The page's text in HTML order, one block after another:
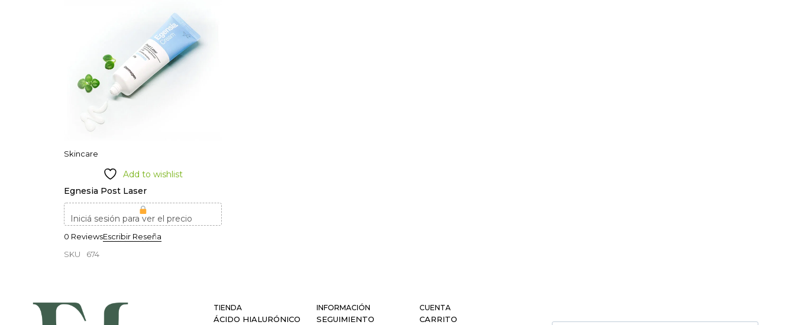
Skincare
Add to wishlist
Egnesia Post Laser
Iniciá sesión para ver el precio
0 ReviewsEscribir Reseña
SKU
674
TIENDA
ÁCIDO HIALURÓNICO
INFORMACIÓN
SEGUIMIENTO
CUENTA
CARRITO